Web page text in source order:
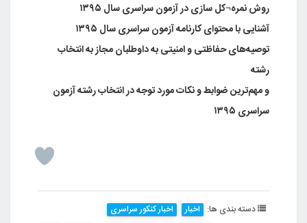
روش نمره¬کل سازی در آزمون سراسری سال ۱۳۹۵
آشنایی با محتوای کارنامه آزمون سراسری سال ۱۳۹۵
توصیه‌های حفاظتی و امنیتی به داوطلبان مجاز به انتخاب
رشته
و مهم‌ترین ضوابط و نکات مورد توجه در انتخاب رشته آزمون
سراسری ۱۳۹۵
دسته بندی ها: اخبار
اخبار کنکور سراسری